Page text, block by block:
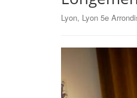
Lyon, Lyon 5e